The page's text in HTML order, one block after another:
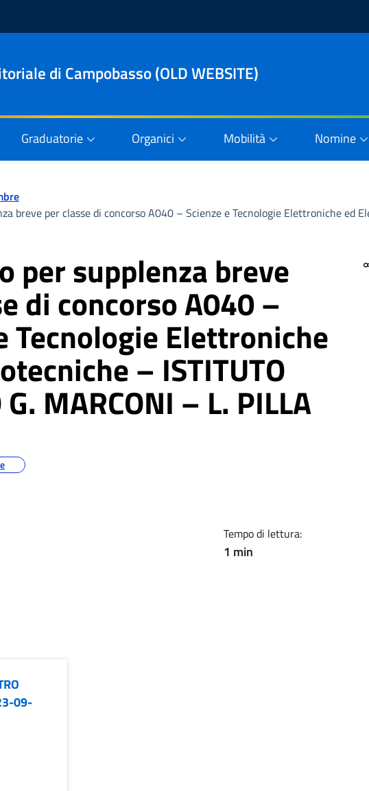
di Campobasso (OLD WEBSITE)
Graduatorie Organici Mobilità Nomine
breve per classe di concorso A040 – Scienze e Tecnologie Elettroniche ed
per supplenza breve
di concorso A040 –
Tecnologie Elettroniche
– ISTITUTO
G. MARCONI – L. PILLA
Tempo di lettura:
1 min
09-